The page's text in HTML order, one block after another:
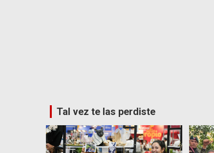
Tal vez te las perdiste